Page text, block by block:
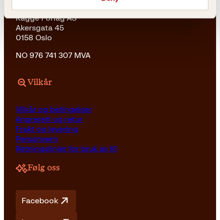
Kagge Forlag AS
Akersgata 45
0158 Oslo
NO 976 741 307 MVA
Vilkår
Vilkår og betingelser
Angrerett og retur
Frakt og levering
Personvern
Retningslinjer for bruk av KI
Følg oss
Facebook